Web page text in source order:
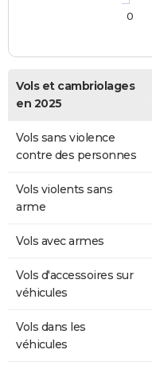
0
Vols et cambriolages
en 2025
Vols sans violence
contre des personnes
Vols violents sans
arme
Vols avec armes
Vols d'accessoires sur
véhicules
Vols dans les
véhicules